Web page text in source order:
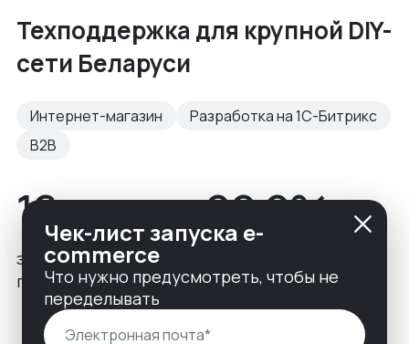
Техподдержка для крупной DIY-
сети Беларуси
Интернет-магазин
Разработка на 1С-Битрикс
B2B
16
задач закрыто за
период поддержки
99.9%
Чек-лист запуска e-
commerce
Что нужно предусмотреть, чтобы не
переделывать